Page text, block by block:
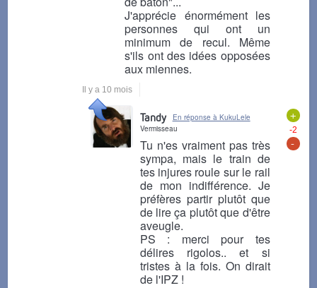
J'apprécie énormément les
personnes qui ont un
minimum de recul. Même
s'ils ont des idées opposées
aux miennes.
Il y a 10 mois
+
-2
-
Tandy
En réponse à KukuLele
Vermisseau
Tu n'es vraiment pas très
sympa, mais le train de
tes injures roule sur le rail
de mon indifférence. Je
préfères partir plutôt que
de lire ça plutôt que d'être
aveugle.
PS : merci pour tes
délires rigolos.. et si
tristes à la fois. On dirait
de l'IPZ !